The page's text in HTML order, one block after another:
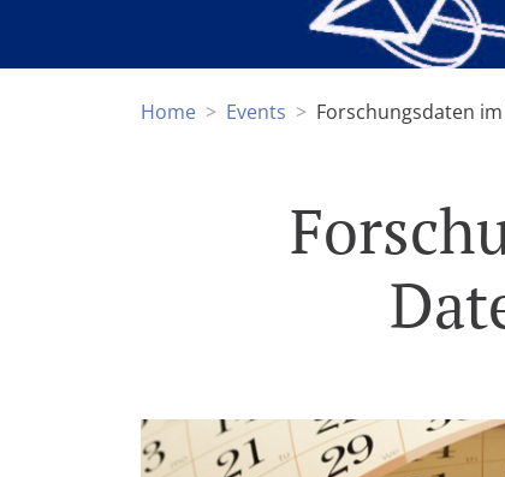
Home Events Forschungsdaten